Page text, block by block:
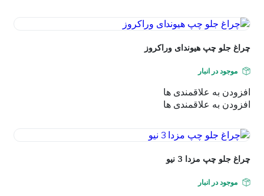
چراغ جلو چپ هیوندای وراکروز
موجود در انبار
افزودن به علاقمندی ها
افزودن به علاقمندی ها
چراغ جلو چپ مزدا 3 نیو
موجود در انبار